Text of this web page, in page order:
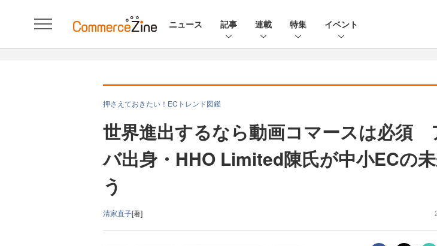
ニュース 記事 連載 特集 イベント
押さえておきたい！ECトレンド図鑑
世界進出するなら動画コマースは必須
バ出身・HHO Limited陳氏が中小ECの
う
清家直子[著]